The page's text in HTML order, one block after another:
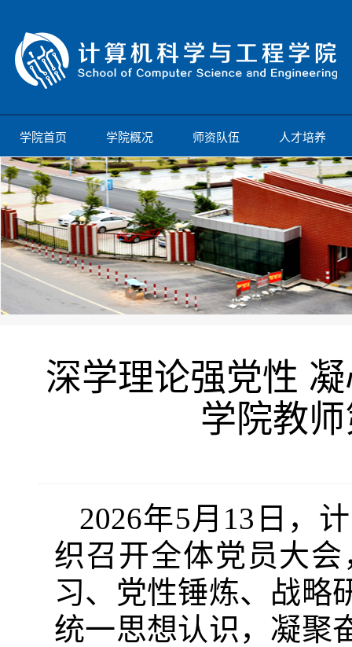
学院首页 学院概况 师资队伍 人才培养
深学理论强党性
学院教
2026年5月13日，
织召开全体党员大
习、党性锤炼、战略
统一思想认识，凝聚